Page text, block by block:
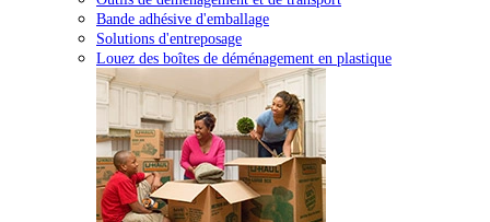
Bande adhésive d'emballage
Solutions d'entreposage
Louez des boîtes de déménagement en plastique